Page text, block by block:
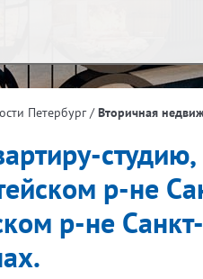
м²
Этаж
Петербург /Вторичная
р-не
р-не